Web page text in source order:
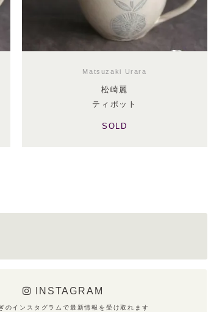
Matsuzaki Urara
松崎麗
ティポット
SOLD
INSTAGRAM
のインスタグラムで最新情報を受け取れます